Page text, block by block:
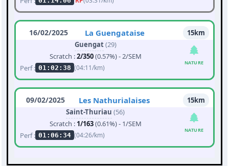
16/02/2025 La Guengataise
15km
Guengat(29)
Scratch :2/350(0.57%) - 2/SEM
Perf : 01:02:38 (04:11/km)
NATURE
09/02/2025 Les Nathurialaises
15km
Saint-Thuriau (56)
Scratch : 1/163(0.61%) - 1/SEM
Perf : 01:06:34 (04:26/km)
NATURE